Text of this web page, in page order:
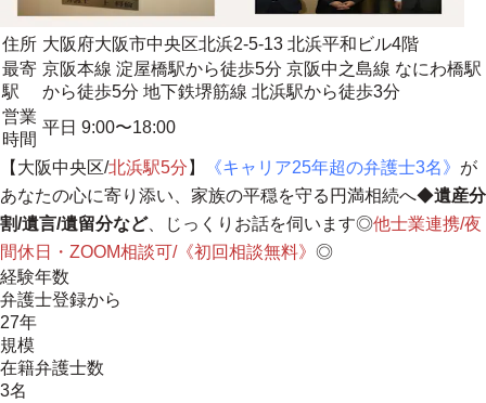
住所 大阪府大阪市中央区北浜2-5-13 北浜平和ビル4階
最寄
駅
京阪本線 淀屋橋駅から徒歩5分 京阪中之島線 なにわ橋駅
から徒歩5分 地下鉄堺筋線 北浜駅から徒歩3分
営業
時間
平日 9:00〜18:00
【大阪中央区/北浜駅5分 】 《キャリア25年超の弁護士3名》 が
あなたの心に寄り添い、家族の平穏を守る円満相続へ◆遺産分
割/遺言/遺留分など、じっくりお話を伺います◎他士業連携/夜
間休日・ZOOM相談可/《初回相談無料》 ◎
経験年数
弁護士登録から
27年
規模
在籍弁護士数
3名